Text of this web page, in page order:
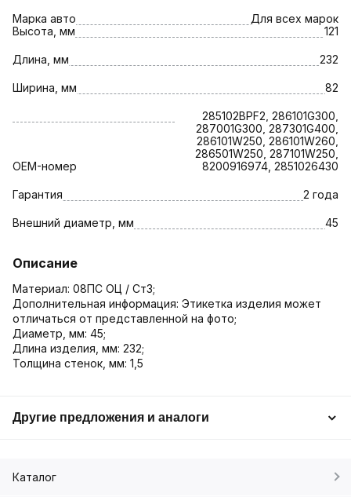
Марка авто
Для всех марок
Высота, мм
121
Длина, мм 232
Ширина, мм 82
OEM-номер
285102BPF2, 286101G300,
287001G300, 287301G400,
286101W250, 286101W260,
286501W250, 287101W250,
8200916974, 2851026430
Гарантия 2 года
Внешний диаметр, мм 45
Описание
Материал: 08ПС ОЦ / Ст3;
Дополнительная информация: Этикетка изделия может
отличаться от представленной на фото;
Диаметр, мм: 45;
Длина изделия, мм: 232;
Толщина стенок, мм: 1,5
Другие предложения и аналоги
Каталог